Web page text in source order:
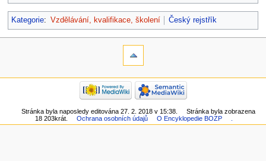
Kategorie: Vzdělávání, kvalifikace, školení Český rejstřík
Stránka byla naposledy editována 27. 2. 2018 v 15:38.
Stránka byla zobrazena
18 203krát.
Ochrana osobních údajů O Encyklopedie BOZP